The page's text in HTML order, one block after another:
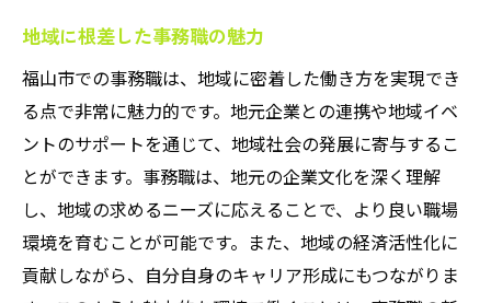
地域に根差した事務職の魅力
福山市での事務職は、地域に密着した働き方を実現でき
る点で非常に魅力的です。地元企業との連携や地域イベ
ントのサポートを通じて、地域社会の発展に寄与するこ
とができます。事務職は、地元の企業文化を深く理解
し、地域の求めるニーズに応えることで、より良い職場
環境を育むことが可能です。また、地域の経済活性化に
貢献しながら、自分自身のキャリア形成にもつながりま